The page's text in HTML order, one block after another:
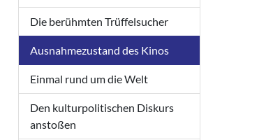
Die berühmten Trüffelsucher
Ausnahmezustand des Kinos
Einmal rund um die Welt
Den kulturpolitischen Diskurs
anstoßen